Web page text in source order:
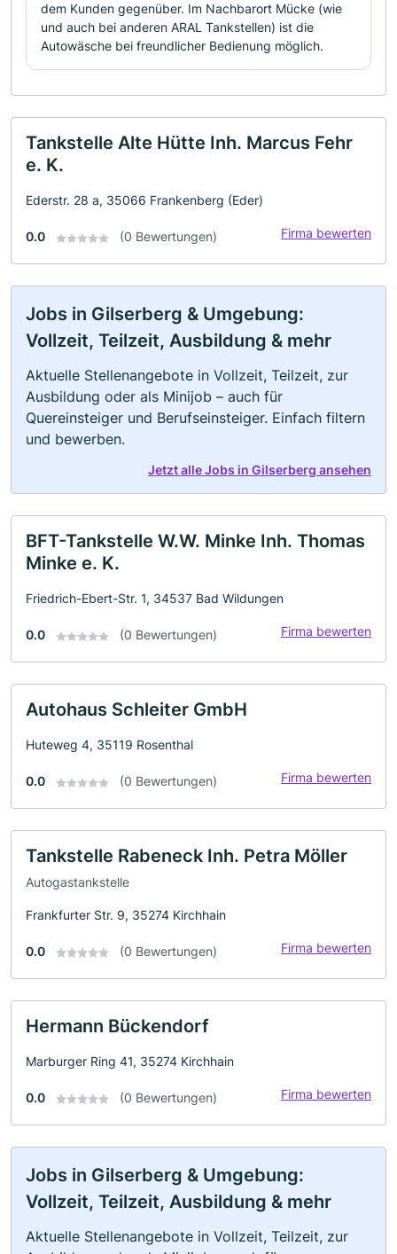
dem Kunden gegenüber. Im Nachbarort Mücke (wie
und auch bei anderen ARAL Tankstellen) ist die
Autowäsche bei freundlicher Bedienung möglich.
Tankstelle Alte Hütte Inh. Marcus Fehr
e. K.
Ederstr. 28 a, 35066 Frankenberg (Eder)
0.0 (0 Bewertungen) Firma bewerten
Jobs in Gilserberg & Umgebung:
Vollzeit, Teilzeit, Ausbildung & mehr
Aktuelle Stellenangebote in Vollzeit, Teilzeit, zur
Ausbildung oder als Minijob – auch für
Quereinsteiger und Berufseinsteiger. Einfach filtern
und bewerben.
Jetzt alle Jobs in Gilserberg ansehen
BFT-Tankstelle W.W. Minke Inh. Thomas
Minke e. K.
Friedrich-Ebert-Str. 1, 34537 Bad Wildungen
0.0 (0 Bewertungen) Firma bewerten
Autohaus Schleiter GmbH
Huteweg 4, 35119 Rosenthal
0.0 (0 Bewertungen) Firma bewerten
Tankstelle Rabeneck Inh. Petra Möller
Autogastankstelle
Frankfurter Str. 9, 35274 Kirchhain
0.0 (0 Bewertungen) Firma bewerten
Hermann Bückendorf
Marburger Ring 41, 35274 Kirchhain
0.0 (0 Bewertungen) Firma bewerten
Jobs in Gilserberg & Umgebung:
Vollzeit, Teilzeit, Ausbildung & mehr
Aktuelle Stellenangebote in Vollzeit, Teilzeit, zur